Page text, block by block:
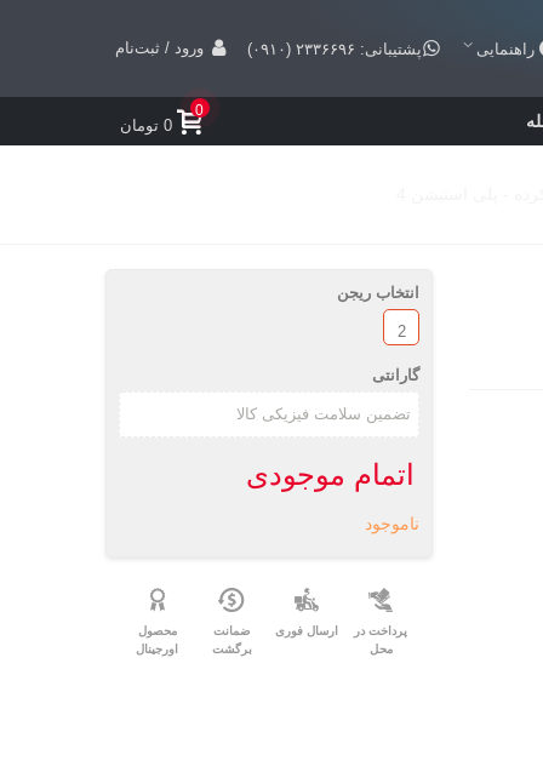
راهنمایی پشتیبانی: ۲۳۳۶۶۹۶ (۰۹۱۰) ورود / ثبت‌نام
0
0 تومان
انتخاب ریجن
2
گارانتی
اتمام موجودی
ناموجود
پرداخت در
محل
ارسال فوری
ضمانت
برگشت
محصول
اورجینال